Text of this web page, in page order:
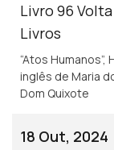
Livro 96
Livros
“Atos
inglês de Maria
Dom Quixote
18 Out, 2024